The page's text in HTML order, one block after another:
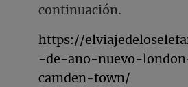
continuación.
https://
-de-ano-nuevo-
camden-town/